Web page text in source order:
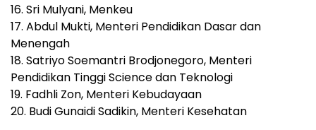
16. Sri Mulyani, Menkeu
17. Abdul Mukti, Menteri Pendidikan Dasar dan
Menengah
18. Satriyo Soemantri Brodjonegoro, Menteri
Pendidikan Tinggi Science dan Teknologi
19. Fadhli Zon, Menteri Kebudayaan
20. Budi Gunaidi Sadikin, Menteri Kesehatan